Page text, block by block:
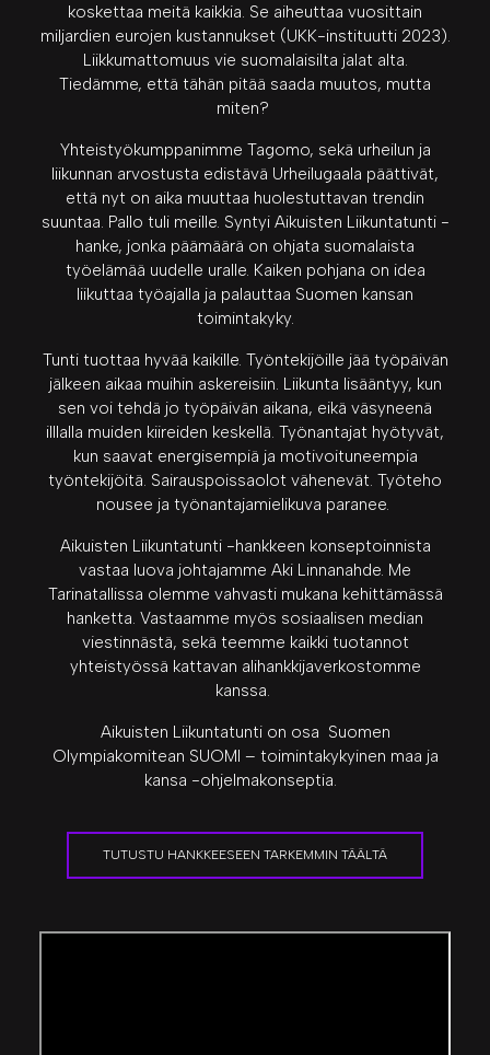
koskettaa meitä kaikkia. Se aiheuttaa vuosittain
miljardien eurojen kustannukset (UKK-instituutti 2023).
Liikkumattomuus vie suomalaisilta jalat alta.
Tiedämme, että tähän pitää saada muutos, mutta
miten?
Yhteistyökumppanimme Tagomo, sekä urheilun ja
liikunnan arvostusta edistävä Urheilugaala päättivät,
että nyt on aika muuttaa huolestuttavan trendin
suuntaa. Pallo tuli meille. Syntyi Aikuisten Liikuntatunti -
hanke, jonka päämäärä on ohjata suomalaista
työelämää uudelle uralle. Kaiken pohjana on idea
liikuttaa työajalla ja palauttaa Suomen kansan
toimintakyky.
Tunti tuottaa hyvää kaikille. Työntekijöille jää työpäivän
jälkeen aikaa muihin askereisiin. Liikunta lisääntyy, kun
sen voi tehdä jo työpäivän aikana, eikä väsyneenä
illlalla muiden kiireiden keskellä. Työnantajat hyötyvät,
kun saavat energisempiä ja motivoituneempia
työntekijöitä. Sairauspoissaolot vähenevät. Työteho
nousee ja työnantajamielikuva paranee.
Aikuisten Liikuntatunti -hankkeen konseptoinnista
vastaa luova johtajamme Aki Linnanahde. Me
Tarinatallissa olemme vahvasti mukana kehittämässä
hanketta. Vastaamme myös sosiaalisen median
viestinnästä, sekä teemme kaikki tuotannot
yhteistyössä kattavan alihankkijaverkostomme
kanssa.
Aikuisten Liikuntatunti on osa Suomen
Olympiakomitean SUOMI – toimintakykyinen maa ja
kansa -ohjelmakonseptia.
TUTUSTU HANKKEESEEN TARKEMMIN TÄÄLTÄ